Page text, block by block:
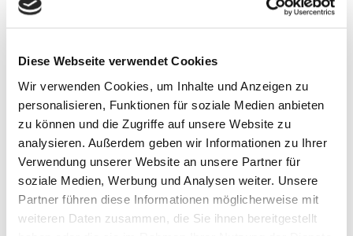
Diese Webseite verwendet Cookies
Wir verwenden Cookies, um Inhalte und Anzeigen zu
personalisieren, Funktionen für soziale Medien anbieten
zu können und die Zugriffe auf unsere Website zu
analysieren. Außerdem geben wir Informationen zu Ihrer
Verwendung unserer Website an unsere Partner für
soziale Medien, Werbung und Analysen weiter. Unsere
Partner führen diese Informationen möglicherweise mit
weiteren Daten zusammen, die Sie ihnen bereitgestellt
Stärke & Zucker
Calcium 0,4 %
Phosphor 0,35 %
Magnesium 0,2 %
Natrium 0,1 %